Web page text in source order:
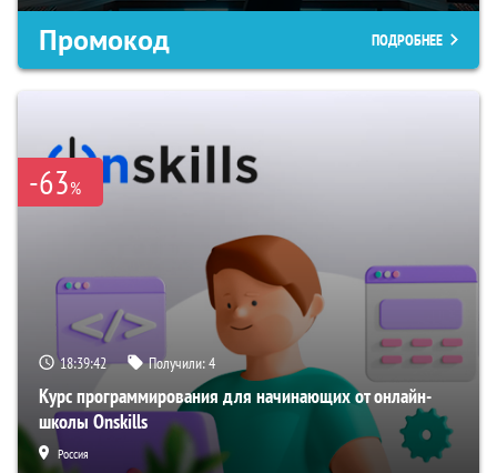
Промокод ПОДРОБНЕЕ
-63%
18:39:41 Получили:4
Курс программирования для начинающих от онлайн-
школы Onskills
Россия